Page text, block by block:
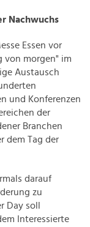
Nachwuchs
Essen vor
von morgen" im
Austausch
und Konferenzen
der
Branchen
dem Tag der
darauf
zu
Day soll
Interessierte